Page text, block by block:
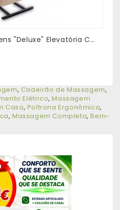
Poltrona De Massagens "Deluxe" Elevatória Cor Bege
, Cadeirão de Massagem,
Elétrico,Massagem
Casa, Poltrona Ergonômica,
,Massagem Completa,Bem-